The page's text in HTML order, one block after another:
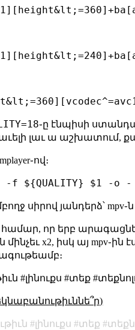
֊ը էնպիսի
աւելի լաւ ա աշխատում,
սիրով յանդերձ՝
համար, որ երբ
x2, իսկ այ
#լինուքս #տեք
լինուքս տեք